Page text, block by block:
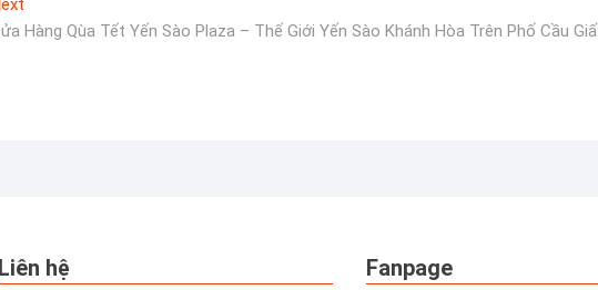
post:
Hàng Qùa Tết Yến Sào Plaza – Thế Giới Yến Sào Khánh Hòa Trên Phố Cầu
Liên hệ Fanpage